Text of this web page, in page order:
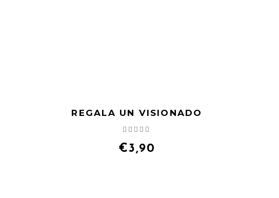
REGALA UN VISIONADO
5.00
de 5
€3,90